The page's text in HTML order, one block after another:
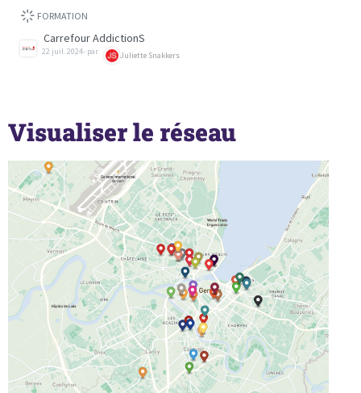
FORMATION
Carrefour AddictionS
22 juil. 2024- par Juliette Snakkers
Visualiser le réseau